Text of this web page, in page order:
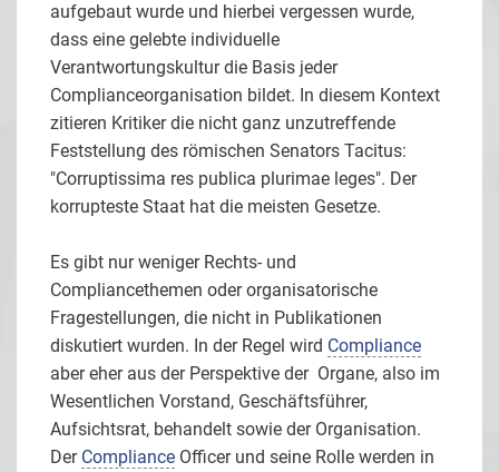
aufgebaut wurde und hierbei vergessen wurde,
dass eine gelebte individuelle
Verantwortungskultur die Basis jeder
Complianceorganisation bildet. In diesem Kontext
zitieren Kritiker die nicht ganz unzutreffende
Feststellung des römischen Senators Tacitus:
"Corruptissima res publica plurimae leges". Der
korrupteste Staat hat die meisten Gesetze.
Es gibt nur weniger Rechts- und
Compliancethemen oder organisatorische
Fragestellungen, die nicht in Publikationen
diskutiert wurden. In der Regel wird Compliance
aber eher aus der Perspektive der Organe, also im
Wesentlichen Vorstand, Geschäftsführer,
Aufsichtsrat, behandelt sowie der Organisation.
Der Compliance Officer und seine Rolle werden in